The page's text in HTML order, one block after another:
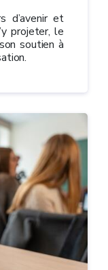
d’avenir et
projeter, le
soutien à